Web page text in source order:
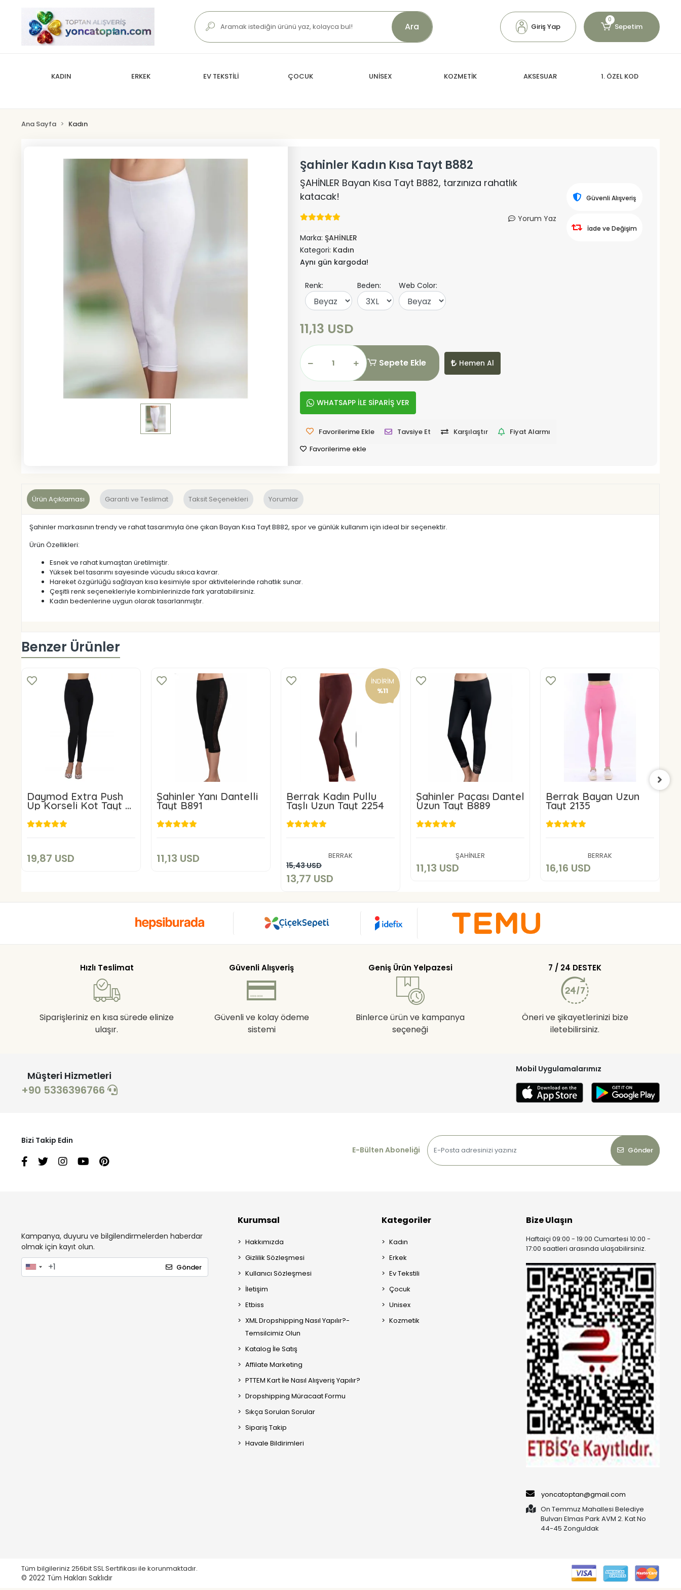
Ara Giriş Yap
0
Sepetim
KADIN ERKEK EV TEKSTİLİ ÇOCUK UNİSEX KOZMETİK AKSESUAR 1. ÖZEL KOD
Ana Sayfa Kadın
Şahinler Kadın Kısa Tayt B882
ŞAHİNLER Bayan Kısa Tayt B882, tarzınıza rahatlık
katacak!
Yorum Yaz
Marka: ŞAHİNLER
Kategori: Kadın
Aynı gün kargoda!
Renk: Beden: Web Color:
11,13 USD
Sepete Ekle Hemen Al
WHATSAPP İLE SİPARİŞ VER
Favorilerime Ekle Tavsiye Et Karşılaştır
Fiyat Alarmı
Favorilerime ekle
Güvenli Alışveriş
İade ve Değişim
Ürün Açıklaması Garanti ve Teslimat Taksit Seçenekleri Yorumlar
Şahinler markasının trendy ve rahat tasarımıyla öne çıkan Bayan Kısa Tayt B882, spor ve günlük kullanım için ideal bir seçenektir.
Ürün Özellikleri:
Esnek ve rahat kumaştan üretilmiştir.
Yüksek bel tasarımı sayesinde vücudu sıkıca kavrar.
Hareket özgürlüğü sağlayan kısa kesimiyle spor aktivitelerinde rahatlık sunar.
Çeşitli renk seçenekleriyle kombinlerinizde fark yaratabilirsiniz.
Kadın bedenlerine uygun olarak tasarlanmıştır.
Benzer Ürünler
Daymod Extra Push
Up Korseli Kot Tayt M
Beden
19,87 USD
19,87 USD
Şahinler Yanı Dantelli
Tayt B891
11,13 USD
11,13 USD
İNDİRİM
%11
Berrak Kadın Pullu
Taşlı Uzun Tayt 2254
BERRAK
15,43 USD
13,77 USD
Şahinler Paçası Dantel
Uzun Tayt B889
ŞAHİNLER
11,13 USD
Sepete Ekle
Berrak Bayan Uzun
Tayt 2135
BERRAK
16,16 USD
Sepete Ekle
Hızlı Teslimat
Siparişleriniz en kısa sürede elinize
ulaşır.
Güvenli Alışveriş
Güvenli ve kolay ödeme
sistemi
Geniş Ürün Yelpazesi
Binlerce ürün ve kampanya
seçeneği
7 / 24 DESTEK
Öneri ve şikayetlerinizi bize
iletebilirsiniz.
Müşteri Hizmetleri
+90 5336396766
Mobil Uygulamalarımız
Bizi Takip Edin
E-Bülten Aboneliği
Gönder
Kampanya, duyuru ve bilgilendirmelerden haberdar
olmak için kayıt olun.
Gönder
Kurumsal
Hakkımızda
Gizlilik Sözleşmesi
Kullanıcı Sözleşmesi
İletişim
Etbiss
XML Dropshipping Nasıl Yapılır?-
Temsilcimiz Olun
Katalog İle Satış
Affilate Marketing
PTTEM Kart İle Nasıl Alışveriş Yapılır?
Dropshipping Müracaat Formu
Sıkça Sorulan Sorular
Sipariş Takip
Havale Bildirimleri
Kategoriler
Kadın
Erkek
Ev Tekstili
Çocuk
Unisex
Kozmetik
Bize Ulaşın
Haftaiçi 09:00 - 19:00 Cumartesi 10:00 -
17:00 saatleri arasında ulaşabilirsiniz.
yoncatoptan@gmail.com
On Temmuz Mahallesi Belediye
Bulvarı Elmas Park AVM 2. Kat No
44-45 Zonguldak
Tüm bilgileriniz 256bit SSL Sertifikası ile korunmaktadır.
© 2022 Tüm Hakları Saklıdır